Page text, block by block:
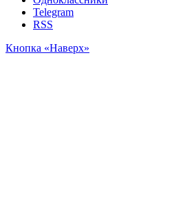
Telegram
RSS
Кнопка «Наверх»